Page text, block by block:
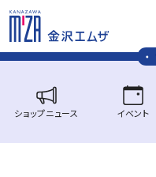
ショップニュース イベント